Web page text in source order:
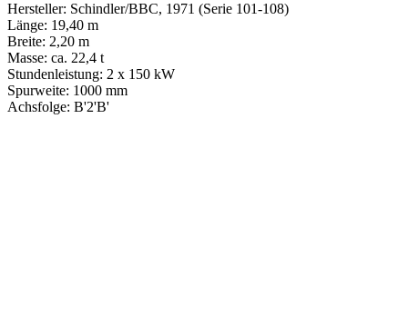
Hersteller: Schindler/BBC, 1971 (Serie 101-108)
Länge: 19,40 m
Breite: 2,20 m
Masse: ca. 22,4 t
Stundenleistung: 2 x 150 kW
Spurweite: 1000 mm
Achsfolge: B'2'B'